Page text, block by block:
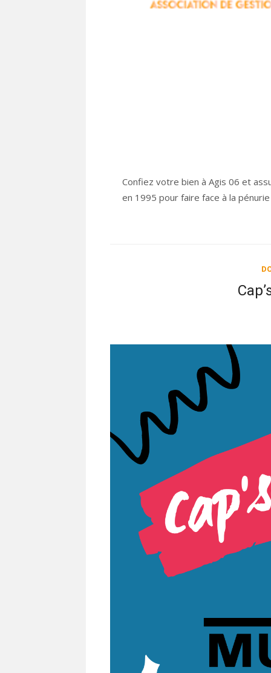
Confiez votre bien à Agis 06 et
en 1995 pour faire face à la